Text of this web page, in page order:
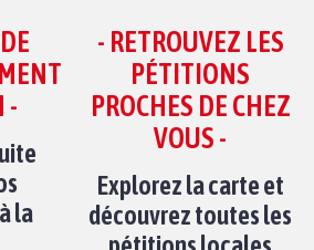
-
la
- RETROUVEZ LES
PÉTITIONS
PROCHES DE CHEZ
VOUS -
Explorez la carte et
découvrez toutes les